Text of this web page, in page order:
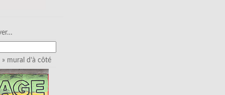
mural d’à côté